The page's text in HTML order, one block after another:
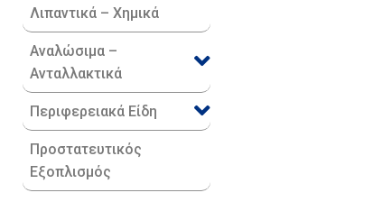
Λιπαντικά – Χημικά
Αναλώσιμα –
Ανταλλακτικά
Περιφερειακά Είδη​
Προστατευτικός
Εξοπλισμός